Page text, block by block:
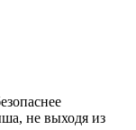
не выходя из